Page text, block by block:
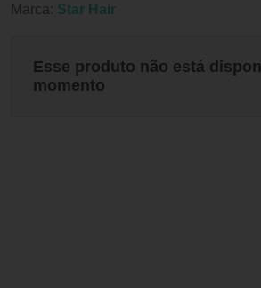
Marca: Star Hair
Esse produto não está
momento